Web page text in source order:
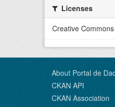
Licenses
Creative
About Portal de
CKAN API
CKAN Association